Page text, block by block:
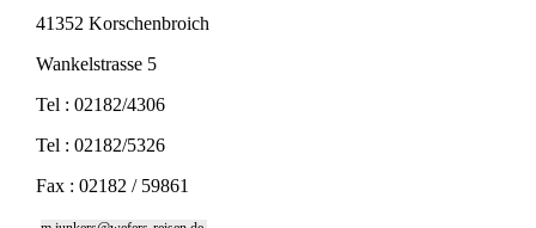
41352 Korschenbroich
Wankelstrasse 5
Tel : 02182/4306
Tel : 02182/5326
Fax : 02182 / 59861